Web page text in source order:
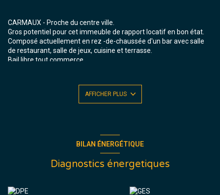
CARMAUX - Proche du centre ville.
Gros potentiel pour cet immeuble de rapport locatif en bon état.
Composé actuellement en rez -de-chaussée d'un bar avec salle
de restaurant, salle de jeux, cuisine et terrasse.
Bail libre tout commerce.
Composé d'une grande pièce de vie avec cuisine équipée, bureau
ou chambrette, salle d'eau, WC + à l'étage 2 belles chambres.
Et au deuxieme étage dans le reste des combles soit environ 80
À DÉCOUVRIR !!!
AFFICHER PLUS
BILAN ÉNERGÉTIQUE
Diagnostics énergetiques